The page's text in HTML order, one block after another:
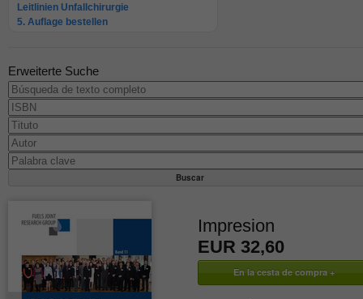
Leitlinien Unfallchirurgie
5. Auflage bestellen
Erweiterte Suche
Impresion
EUR 32,60